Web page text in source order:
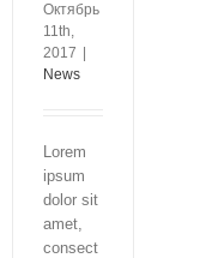
Октябрь
11th,
2017
News
Lorem
ipsum
dolor sit
amet,
consect